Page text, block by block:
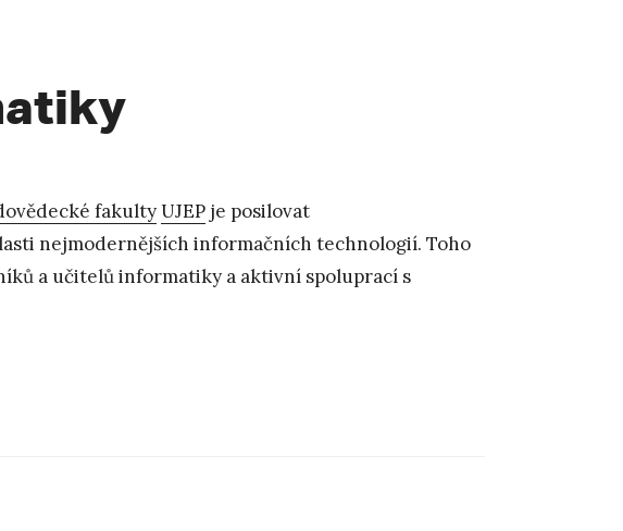
fakultyUJEP je posilovat
nejmodernějších informačních technologií. Toho
a učitelů informatiky a aktivní spoluprací s